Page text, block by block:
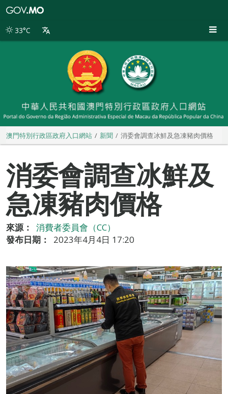
別
33°C
澳門特別行政區政府入口網站 新聞 消委會調查冰鮮及急凍豬肉價格
消委會調查冰鮮及
急凍豬肉價格
來源：
消費者委員會（CC）
發布日期：
2023年4月4日 17:20